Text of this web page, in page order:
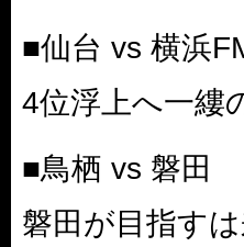
■仙台 vs 横浜
4位浮上へ一縷
■鳥栖 vs 磐田
磐田が目指す